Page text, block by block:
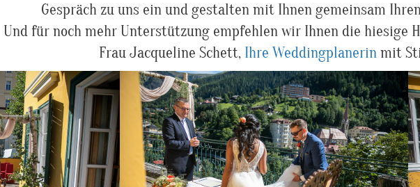
Gespräch zu uns ein und gestalten mit Ihnen gemeinsam
Und für noch mehr Unterstützung empfehlen wir Ihnen die hiesige
Frau Jacqueline Schett, Ihre Weddingplanerinmit